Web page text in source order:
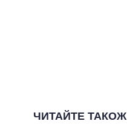
ЧИТАЙТЕ ТАКОЖ